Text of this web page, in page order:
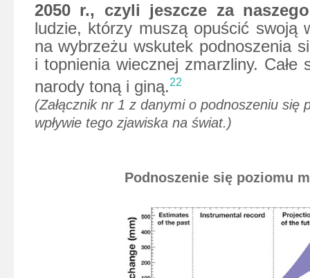
2050 r., czyli jeszcze za
ludzie, którzy muszą opuścić swoją
na wybrzeżu wskutek podnoszenia
i topnienia wiecznej zmarzliny. Całe
narody toną i giną.22
(Załącznik nr 1 z danymi o podnoszeniu się
wpływie tego zjawiska na świat.)
Podnoszenie się poziomu